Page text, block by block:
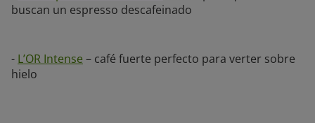
buscan un espresso descafeinado
- L’OR Intense – café fuerte perfecto para verter sobre
hielo